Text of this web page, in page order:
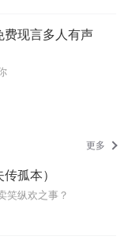
费现言多人有声
更多
孤本）
笑纵欢之事？